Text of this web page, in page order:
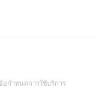
อกำหนดการใช้บริการ(Open